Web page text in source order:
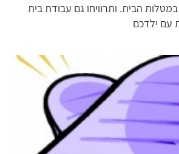
הבית. ותרוויחו גם עבודת בית
עם ילדכם